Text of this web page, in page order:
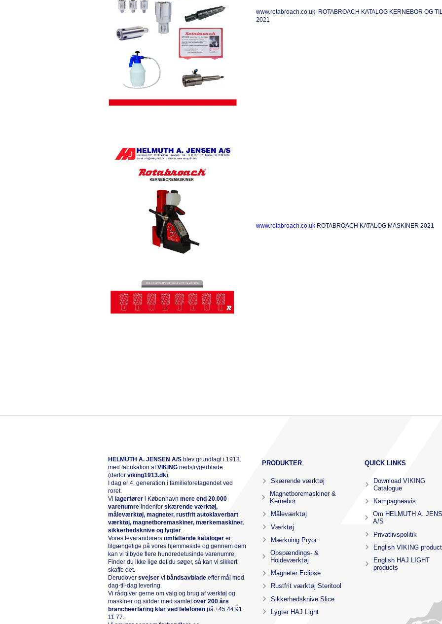
www.rotabroach.co.uk ROTABROACH KATALOG KERNEBOR OG
2021
www.rotabroach.co.uk ROTABROACH KATALOG MASKINER 2021
HELMUTH A. JENSEN A/S blev grundlagt i 1913
med fabrikation afVIKING nedstrygerblade
(derfor viking1913.dk).
I dag er 4. generation i familieforetagendet ved
roret.
Vi agerfører i København mere end 20.000
varenumre indenfor skærende værktøj,
måleværktøj, magneter, rustfrit autoklaverbart
værktøj, magnetboremaskiner, mærkemaskiner,
sikkerhedsknive og lygter.
Vores leverandørers omfattende kataloger er
tilgængelige på vores hjemmeside og gennem dem
kan vi tilbyde flere hundredetusinde varenumre.
Finder du ikke lige det du søger, så kan vi sikkert
skaffe det.
Derudover svejser vi båndsavblade efter mål med
dag-til-dag levering.
Vi rådgiver gerne om valg og brug af værktøj og
maskiner og sidder med samletover 200 års
brancheerfaring klar ved telefonen på +45 44 91
11 77.
PRODUKTER
Skærende værktøj
Magnetboremaskiner &
Kernebor
Måleværktøj
Værktøj
Mærkning Pryor
Opspændings- &
Holdeværktøj
Magneter Eclipse
Rustfrit værktøj Steritool
Sikkerhedsknive Slice
Lygter HAJ Light
QUICK LINKS
Download VIKING
Catalogue
Kampagneavis
Om HELMUTH A.
A/S
Privatlivspolitik
English VIKING
English HAJ LIGHT
products